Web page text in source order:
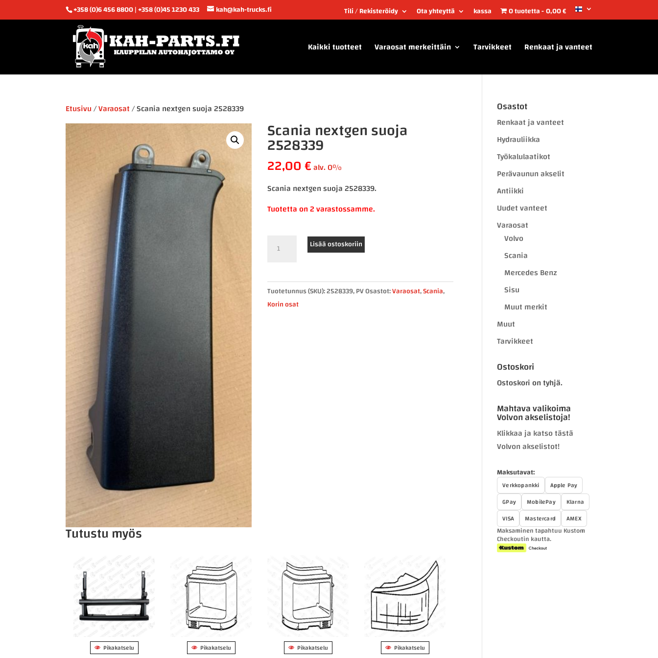
+358 (0)6 456 8800 | +358 (0)45 1230 433 kah@kah-trucks.fi Tili / Rekisteröidy Ota yhteyttä kassa 0 tuotetta 0,00 €
Kaikki tuotteet Varaosat merkeittäin Tarvikkeet Renkaat ja vanteet
Etusivu/Varaosat/ Scania nextgen suoja 2528339
Scania nextgen suoja
2528339
22,00€alv. 0%
Scania nextgen suoja 2528339.
Tuotetta on 2 varastossamme.
nextgen
2528339
määrä
Lisää ostoskoriin
Tuotetunnus (SKU):2528339, PVOsastot:Varaosat,Scania,
Korin osat
Tutustu myös
Pikakatselu Pikakatselu Pikakatselu Pikakatselu
Osastot
Renkaat ja vanteet
Hydrauliikka
Työkalulaatikot
Perävaunun akselit
Antiikki
Uudet vanteet
Varaosat
Volvo
Scania
Mercedes Benz
Sisu
Muut merkit
Muut
Tarvikkeet
Ostoskori
Ostoskori on tyhjä.
Mahtava valikoima
Volvon akselistoja!
Klikkaa ja katso tästä
Volvon akselistot!
Maksutavat:
Verkkopankki
Apple Pay
GPay
MobilePay
Klarna
VISA
Mastercard AMEX
Maksaminen tapahtuu Kustom
Checkoutin kautta.